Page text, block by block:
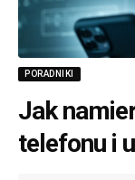
PORADNIKI
Jak
telefonu i